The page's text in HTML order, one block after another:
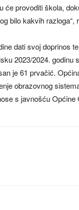
provoditi škola,
bilo kakvih razloga“,
dati svoj doprinos
2023/2024. godinu
je 61 prvačić.
obrazovnog
s javnošću Općine